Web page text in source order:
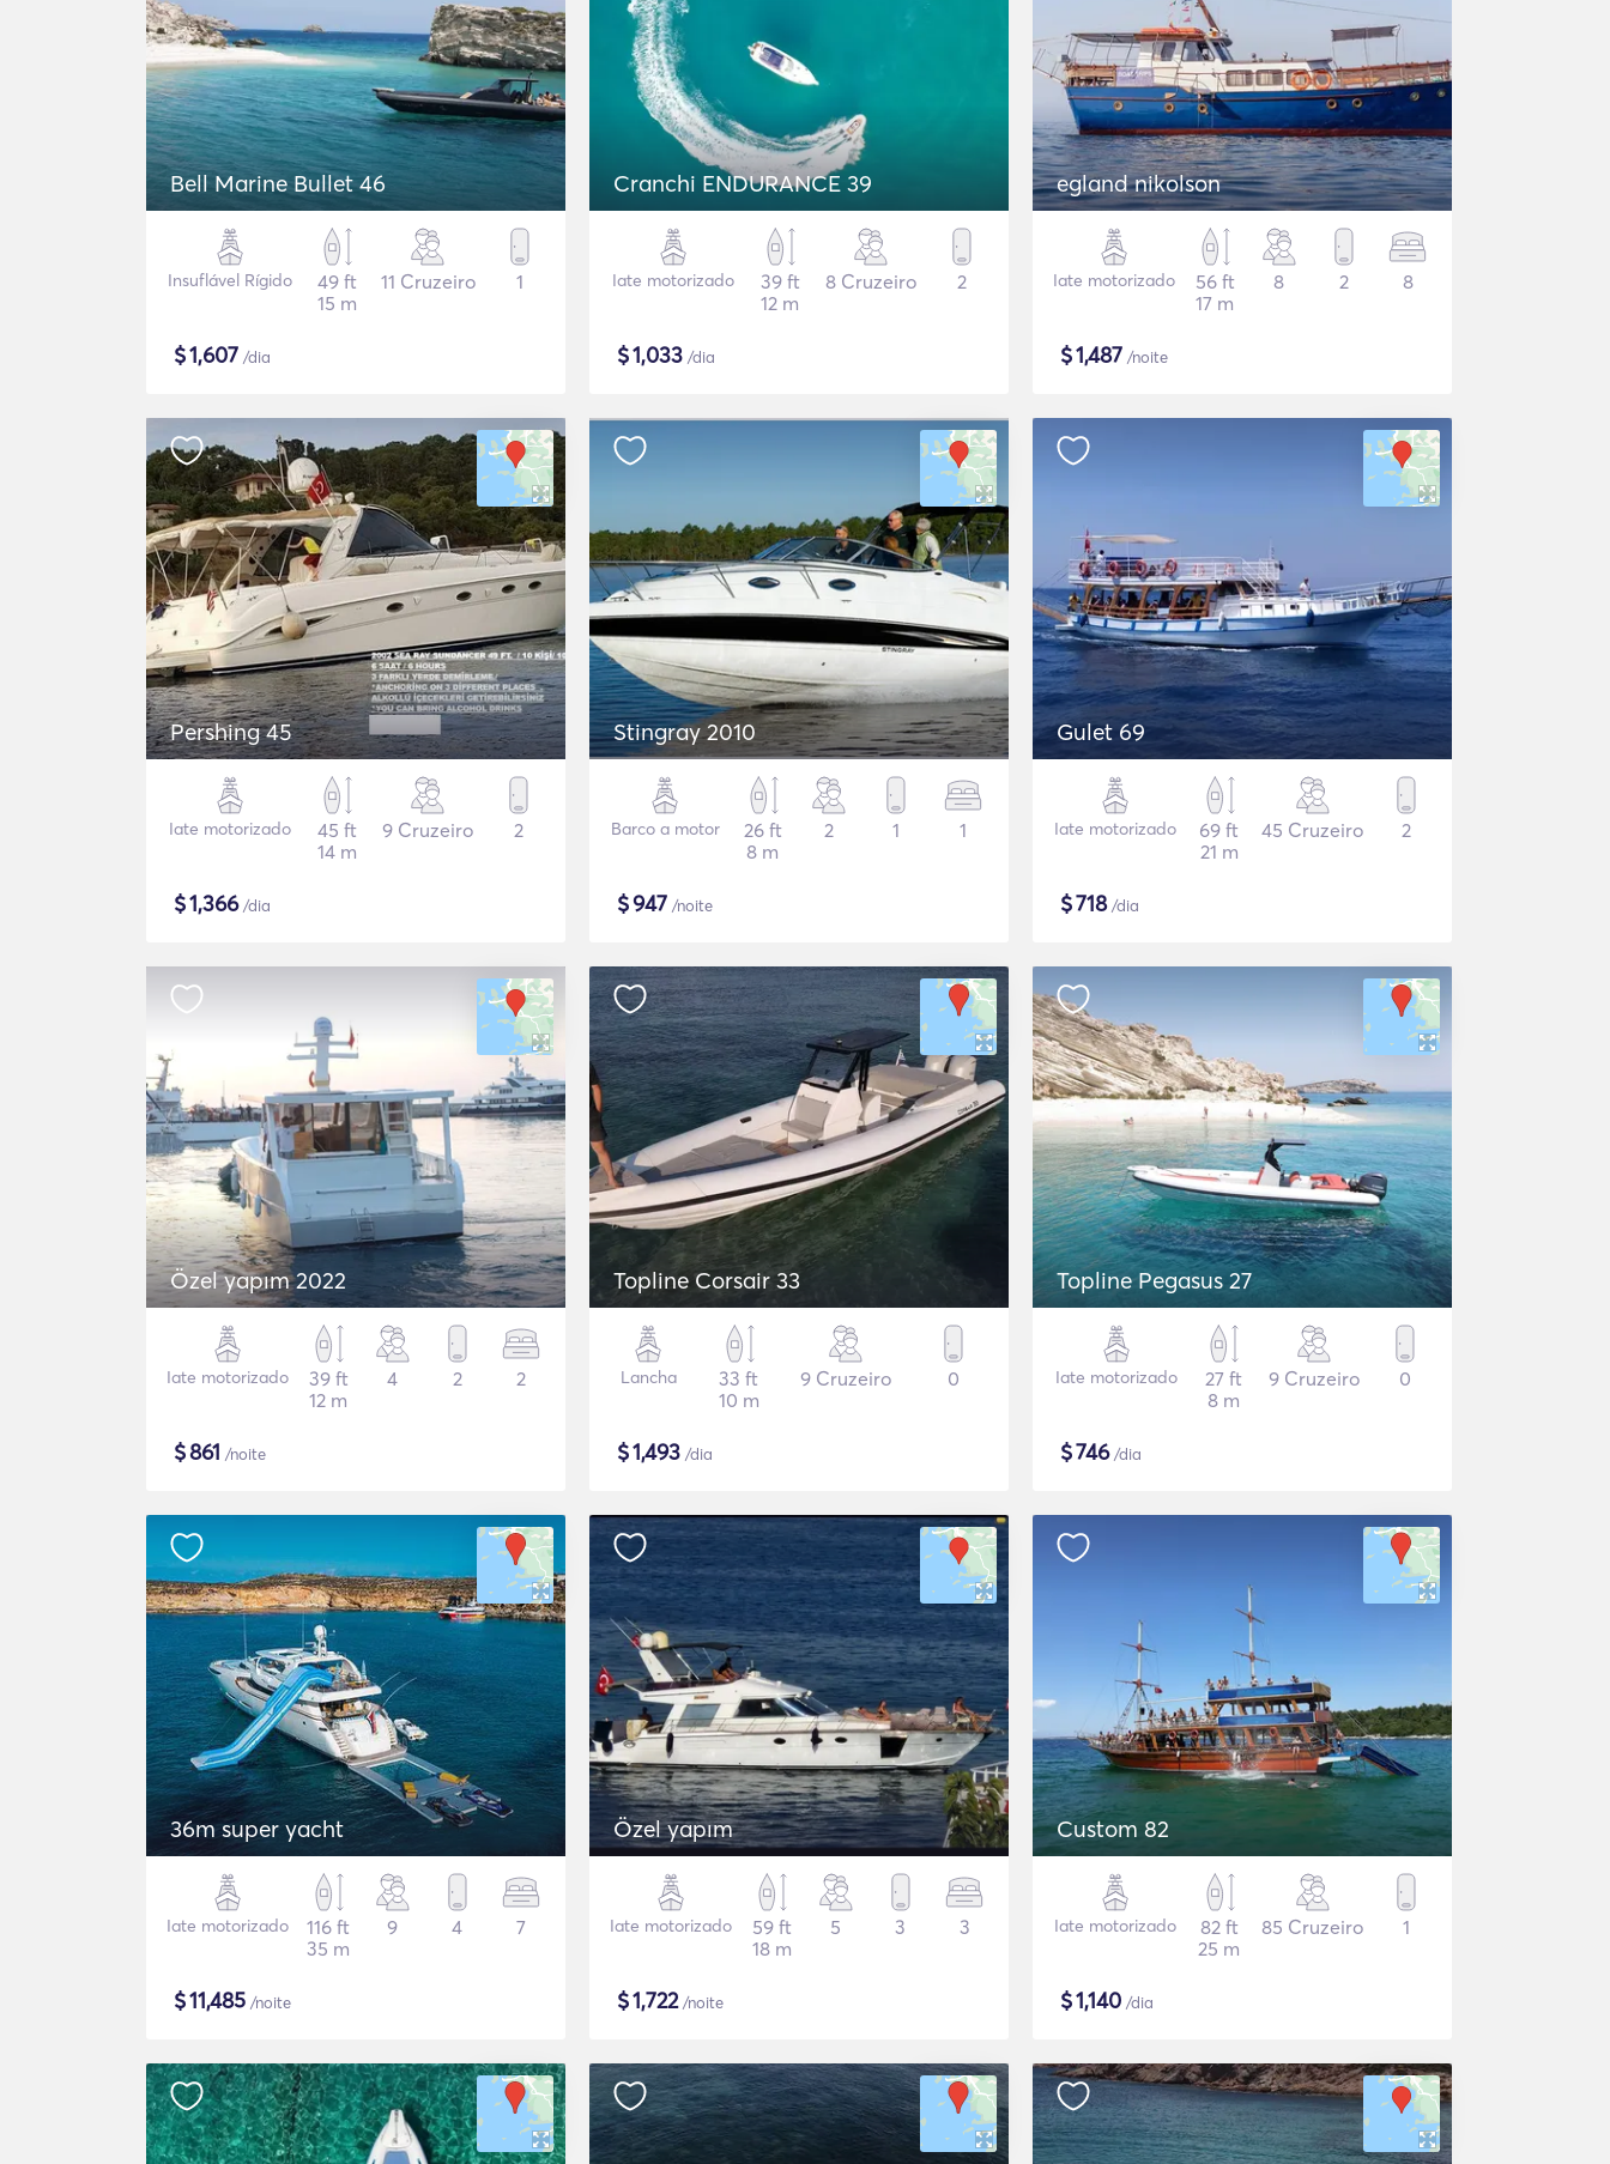
Bell Marine Bullet 46
Insuflável Rígido
49 ft
15 m
11 Cruzeiro 1
$1,607 /dia
Cranchi ENDURANCE 39
Iate motorizado
39 ft
12 m
8 Cruzeiro 2
$1,033 /dia
egland nikolson
Iate motorizado
56 ft
17 m
8 2 8
$1,487 /noite
Pershing 45
Iate motorizado
45 ft
14 m
9 Cruzeiro 2
$1,366/dia
Stingray 2010
Barco a motor
26 ft
8 m
2 1 1
$947 /noite
Gulet 69
Iate motorizado
69 ft
21 m
45 Cruzeiro 2
$718/dia
Özel yapım 2022
Iate motorizado
39 ft
12 m
4 2 2
$861 /noite
Topline Corsair 33
Lancha
33 ft
10 m
9 Cruzeiro 0
$1,493 /dia
Topline Pegasus 27
Iate motorizado
27 ft
8 m
9 Cruzeiro 0
$746/dia
36m super yacht
Iate motorizado
116 ft
35 m
9 4 7
$11,485 /noite
Özel yapım
Iate motorizado
59 ft
18 m
5 3 3
$1,722/noite
Custom 82
Iate motorizado
82 ft
25 m
85 Cruzeiro 1
$1,140 /dia